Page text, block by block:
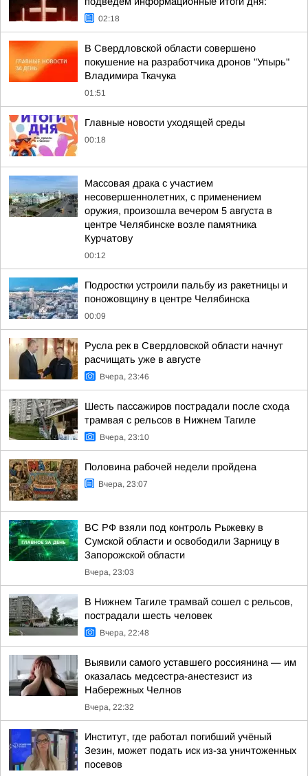
02:18
В Свердловской области совершено
покушение на разработчика дронов "Упырь"
Владимира Ткачука
01:51
Главные новости уходящей среды
00:18
Массовая драка с участием
несовершеннолетних, с применением
оружия, произошла вечером 5 августа в
центре Челябинске возле памятника
Курчатову
00:12
Подростки устроили пальбу из ракетницы и
поножовщину в центре Челябинска
00:09
Русла рек в Свердловской области начнут
расчищать уже в августе
Вчера, 23:46
Шесть пассажиров пострадали после схода
трамвая с рельсов в Нижнем Тагиле
Вчера, 23:10
Половина рабочей недели пройдена
Вчера, 23:07
ВС РФ взяли под контроль Рыжевку в
Сумской области и освободили Зарницу в
Запорожской области
Вчера, 23:03
В Нижнем Тагиле трамвай сошел с рельсов,
пострадали шесть человек
Вчера, 22:48
Выявили самого уставшего россиянина — им
оказалась медсестра-анестезист из
Набережных Челнов
Вчера, 22:32
Институт, где работал погибший учёный
Зезин, может подать иск из-за уничтоженных
посевов